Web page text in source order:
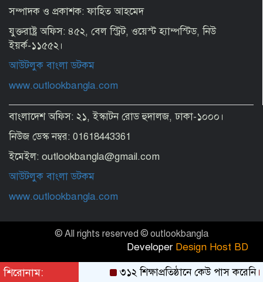
সম্পাদক ও প্রকাশক: ফাহিত আহমেদ
যুক্তরাষ্ট্র অফিস: ৪৫২, বেল স্ট্রিট, ওয়েস্ট হ্যাম্পস্টিড, নিউ
ইয়র্ক-১১৫৫২।
আউটলুক বাংলা ডটকম
www.outlookbangla.com
বাংলাদেশ অফিস: ২১, ইস্কাটন রোড হুদালজ, ঢাকা-১০০০।
নিউজ ডেস্ক নম্বর: 01618443361
ইমেইল: outlookbangla@gmail.com
আউটলুক বাংলা ডটকম
www.outlookbangla.com
শিরোনাম: ৩১২ শিক্ষাপ্রতিষ্ঠানে কেউ পাস করেনি
© All rights reserved © outlookbangla
Developer Design Host BD